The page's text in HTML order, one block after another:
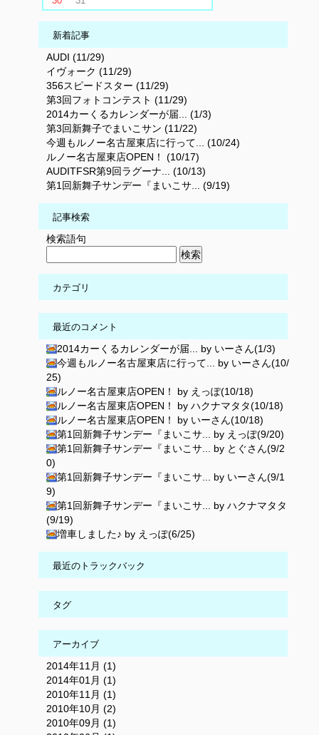
新着記事
AUDI (11/29)
イヴォーク (11/29)
356スピードスター (11/29)
第3回フォトコンテスト (11/29)
2014カーくるカレンダーが届... (1/3)
第3回新舞子でまいこサン (11/22)
今週もルノー名古屋東店に行って... (10/24)
ルノー名古屋東店OPEN！ (10/17)
AUDITFSR第9回ラグーナ... (10/13)
第1回新舞子サンデー『まいこサ... (9/19)
記事検索
検索語句
カテゴリ
最近のコメント
2014カーくるカレンダーが届... by いーさん(1/3)
今週もルノー名古屋東店に行って... by いーさん(10/
25)
ルノー名古屋東店OPEN！ by えっぽ(10/18)
ルノー名古屋東店OPEN！ by ハクナマタタ(10/18)
ルノー名古屋東店OPEN！ by いーさん(10/18)
第1回新舞子サンデー『まいこサ... by えっぽ(9/20)
第1回新舞子サンデー『まいこサ... by とぐさん(9/2
0)
第1回新舞子サンデー『まいこサ... by いーさん(9/1
9)
第1回新舞子サンデー『まいこサ... by ハクナマタタ
(9/19)
増車しました♪ by えっぽ(6/25)
最近のトラックバック
タグ
アーカイブ
2014年11月 (1)
2014年01月 (1)
2010年11月 (1)
2010年10月 (2)
2010年09月 (1)